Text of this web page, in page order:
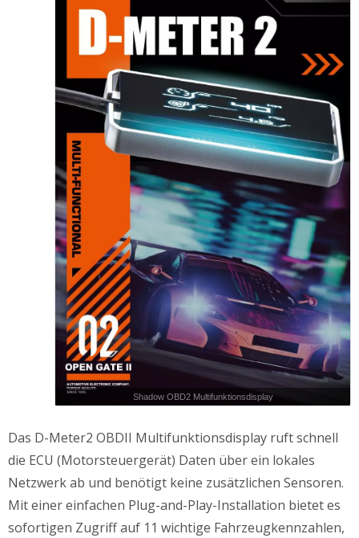
Shadow OBD2 Multifunktionsdisplay
Das D-Meter2 OBDII Multifunktionsdisplay ruft schnell
die ECU (Motorsteuergerät) Daten über ein lokales
Netzwerk ab und benötigt keine zusätzlichen Sensoren.
Mit einer einfachen Plug-and-Play-Installation bietet es
sofortigen Zugriff auf 11 wichtige Fahrzeugkennzahlen,